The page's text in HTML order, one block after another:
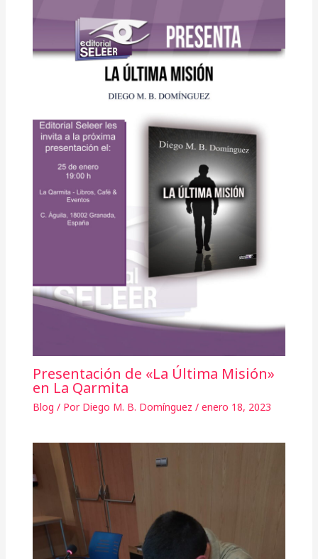
Presentación de «La Última Misión»
en La Qarmita
Blog / Por Diego M. B. Domínguez / enero 18, 2023